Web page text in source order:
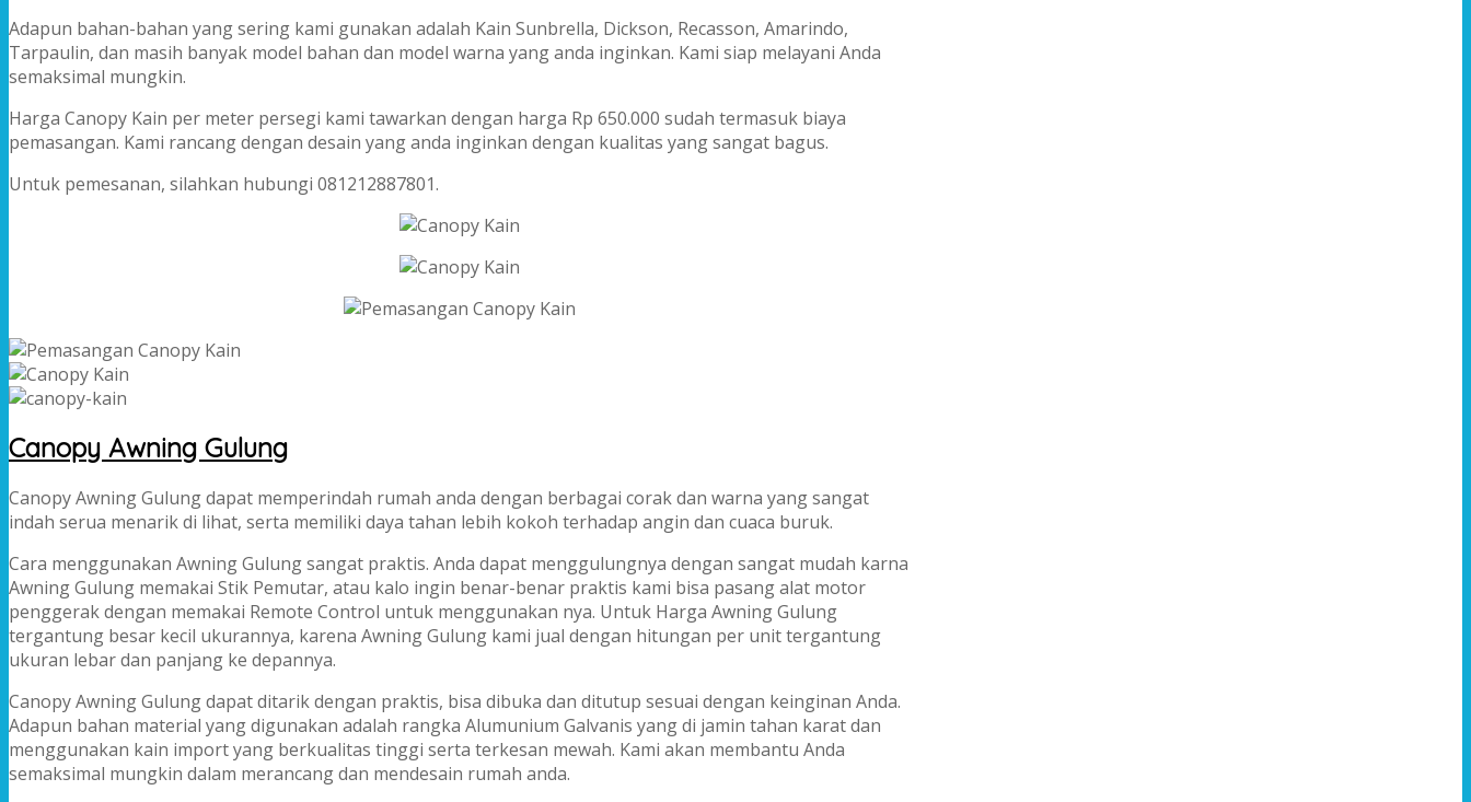
Adapun bahan-bahan yang sering kami gunakan adalah Kain Sunbrella, Dickson, Recasson, Amarindo,
Tarpaulin, dan masih banyak model bahan dan model warna yang anda inginkan. Kami siap melayani Anda
semaksimal mungkin.
Harga Canopy Kain per meter persegi kami tawarkan dengan harga Rp 650.000 sudah termasuk biaya
pemasangan. Kami rancang dengan desain yang anda inginkan dengan kualitas yang sangat bagus.
Untuk pemesanan, silahkan hubungi 081212887801.
Canopy Awning Gulung
Canopy Awning Gulung dapat memperindah rumah anda dengan berbagai corak dan warna yang sangat
indah serua menarik di lihat, serta memiliki daya tahan lebih kokoh terhadap angin dan cuaca buruk.
Cara menggunakan Awning Gulung sangat praktis. Anda dapat menggulungnya dengan sangat mudah karna
Awning Gulung memakai Stik Pemutar, atau kalo ingin benar-benar praktis kami bisa pasang alat motor
penggerak dengan memakai Remote Control untuk menggunakan nya. Untuk Harga Awning Gulung
tergantung besar kecil ukurannya, karena Awning Gulung kami jual dengan hitungan per unit tergantung
ukuran lebar dan panjang ke depannya.
Canopy Awning Gulung dapat ditarik dengan praktis, bisa dibuka dan ditutup sesuai dengan keinginan Anda.
Adapun bahan material yang digunakan adalah rangka Alumunium Galvanis yang di jamin tahan karat dan
menggunakan kain import yang berkualitas tinggi serta terkesan mewah. Kami akan membantu Anda
semaksimal mungkin dalam merancang dan mendesain rumah anda.